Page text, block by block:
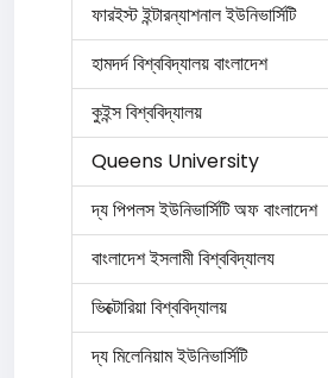
ফারইস্ট ইন্টারন্যাশনাল ইউনিভার্সিটি
হামদর্দ বিশ্ববিদ্যালয় বাংলাদেশ
কুইন্স বিশ্ববিদ্যালয়
Queens University
দ্য পিপলস ইউনিভার্সিটি অফ বাংলাদেশ
বাংলাদেশ ইসলামী বিশ্ববিদ্যালয
ভিক্টোরিয়া বিশ্ববিদ্যালয়
দ্য মিলেনিয়াম ইউনিভার্সিটি